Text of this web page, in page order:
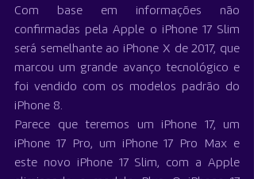
Com base em informações não
confirmadas pela Apple o iPhone 17 Slim
será semelhante ao iPhone X de 2017, que
marcou um grande avanço tecnológico e
foi vendido com os modelos padrão do
iPhone 8.
Parece que teremos um iPhone 17, um
iPhone 17 Pro, um iPhone 17 Pro Max e
este novo iPhone 17 Slim, com a Apple